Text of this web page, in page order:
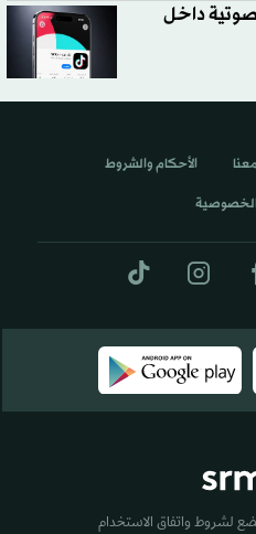
داخل
الأحكام والشروط
لشروط واتفاق الاستخدام